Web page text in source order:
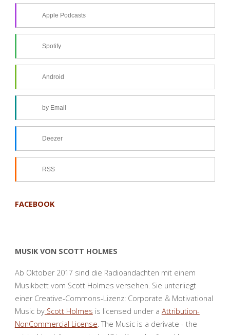
Apple Podcasts
Spotify
Android
by Email
Deezer
RSS
FACEBOOK
MUSIK VON SCOTT HOLMES
Ab Oktober 2017 sind die Radioandachten mit einem
Musikbett vom Scott Holmes versehen. Sie unterliegt
einer Creative-Commons-Lizenz: Corporate & Motivational
Music byScott Holmes is licensed under a Attribution-
NonCommercial License. The Music is a derivate - the